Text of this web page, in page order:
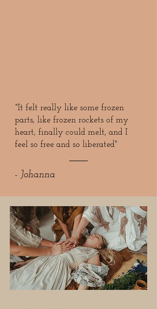
"It felt really like some frozen
parts, like frozen rockets of my
heart, finally could melt, and I
feel so free and so liberated"
- Johanna